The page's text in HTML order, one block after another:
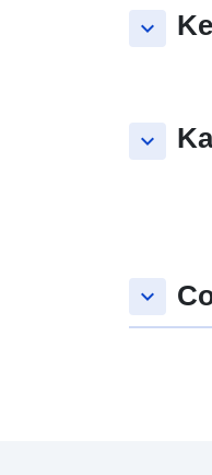
keyboard_arrow_down
keyboard_arrow_down
keyboard_arrow_down